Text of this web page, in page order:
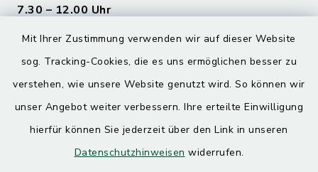
Mit Ihrer Zustimmung verwenden wir auf dieser Website
sog. Tracking-Cookies, die es uns ermöglichen besser zu
verstehen, wie unsere Website genutzt wird. So können wir
unser Angebot weiter verbessern. Ihre erteilte Einwilligung
hierfür können Sie jederzeit über den Link in unseren
Datenschutzhinweisen widerrufen.
7.30 – 12.00 Uhr
Donnerstag
7.30 – 12.00 Uhr
13.00 – 17.30 Uhr
Quicklinks